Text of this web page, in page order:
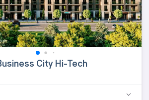
City Hi-Tech